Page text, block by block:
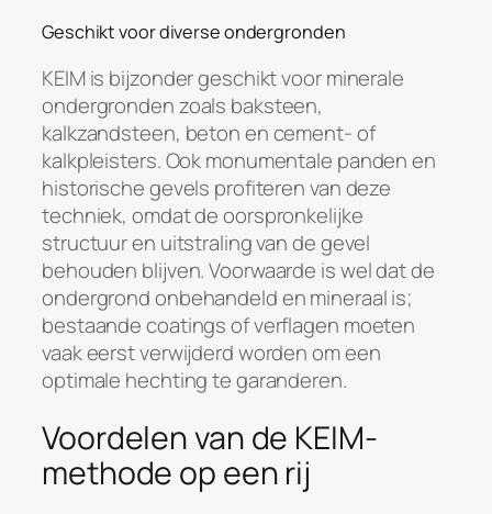
Geschikt voor diverse ondergronden
KEIM is bijzonder geschikt voor minerale
ondergronden zoals baksteen,
kalkzandsteen, beton en cement- of
kalkpleisters. Ook monumentale panden en
historische gevels profiteren van deze
techniek, omdat de oorspronkelijke
structuur en uitstraling van de gevel
behouden blijven. Voorwaarde is wel dat de
ondergrond onbehandeld en mineraal is;
bestaande coatings of verflagen moeten
vaak eerst verwijderd worden om een
optimale hechting te garanderen.
Voordelen van de KEIM-
methode op een rij